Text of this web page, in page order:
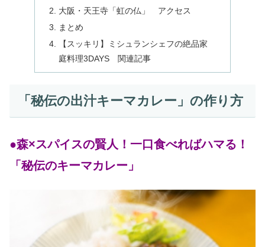
大阪・天王寺「虹の仏」 アクセス
まとめ
【スッキリ】ミシュランシェフの絶品家
庭料理3DAYS 関連記事
「秘伝の出汁キーマカレー」の作り方
●森×スパイスの賢人！一口食べればハマる！
「秘伝のキーマカレー」